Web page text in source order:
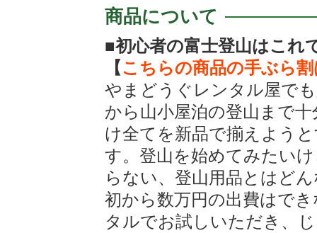
商品について
■初心者の富士登山はこれ
【こちらの商品の手ぶら
やまどうぐレンタル屋で
から山小屋泊の登山まで
け全てを新品で揃えよう
す。登山を始めてみたい
らない、登山用品とはど
初から数万円の出費はで
タルでお試しいただき、